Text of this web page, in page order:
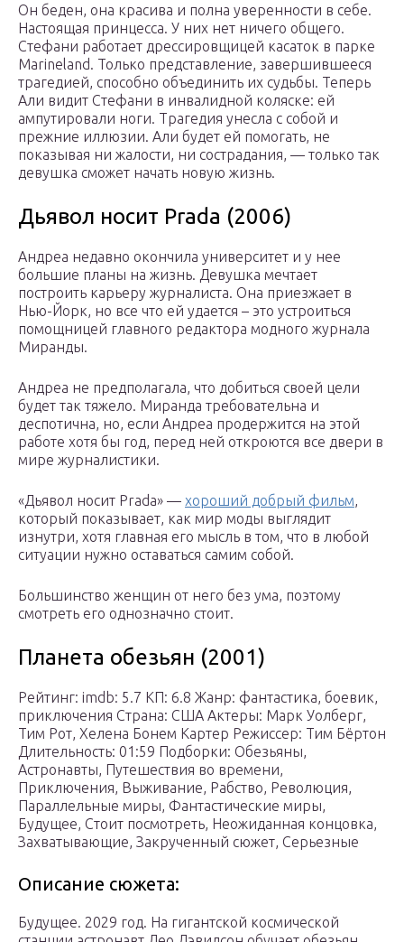
Он беден, она красива и полна уверенности в себе.
Настоящая принцесса. У них нет ничего общего.
Стефани работает дрессировщицей касаток в парке
Marineland. Только представление, завершившееся
трагедией, способно объединить их судьбы. Теперь
Али видит Стефани в инвалидной коляске: ей
ампутировали ноги. Трагедия унесла с собой и
прежние иллюзии. Али будет ей помогать, не
показывая ни жалости, ни сострадания, — только так
девушка сможет начать новую жизнь.
Дьявол носит Prada (2006)
Андреа недавно окончила университет и у нее
большие планы на жизнь. Девушка мечтает
построить карьеру журналиста. Она приезжает в
Нью-Йорк, но все что ей удается – это устроиться
помощницей главного редактора модного журнала
Миранды.
Андреа не предполагала, что добиться своей цели
будет так тяжело. Миранда требовательна и
деспотична, но, если Андреа продержится на этой
работе хотя бы год, перед ней откроются все двери в
мире журналистики.
«Дьявол носит Prada» — хороший добрый фильм,
который показывает, как мир моды выглядит
изнутри, хотя главная его мысль в том, что в любой
ситуации нужно оставаться самим собой.
Большинство женщин от него без ума, поэтому
смотреть его однозначно стоит.
Планета обезьян (2001)
Рейтинг: imdb: 5.7 КП: 6.8 Жанр: фантастика, боевик,
приключения Страна: США Актеры: Марк Уолберг,
Тим Рот, Хелена Бонем Картер Режиссер: Тим Бёртон
Длительность: 01:59 Подборки: Обезьяны,
Астронавты, Путешествия во времени,
Приключения, Выживание, Рабство, Революция,
Параллельные миры, Фантастические миры,
Будущее, Стоит посмотреть, Неожиданная концовка,
Захватывающие, Закрученный сюжет, Серьезные
Описание сюжета:
Будущее. 2029 год. На гигантской космической